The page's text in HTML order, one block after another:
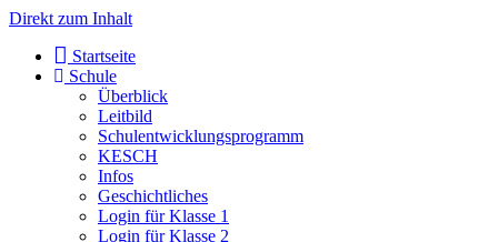
Direkt zum Inhalt
Start­sei­te
Schu­le
Über­blick
Leit­bild
Schul­ent­wick­lungs­pro­gramm
KESCH
Infos
Geschicht­li­ches
Log­in für Klas­se 1
Log­in für Klas­se 2